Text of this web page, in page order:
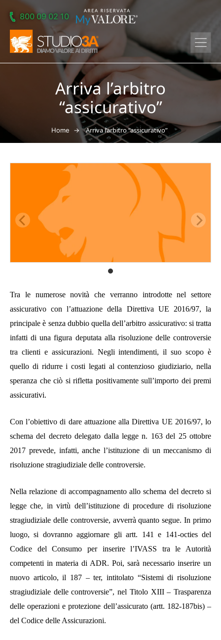
Skip to main content
800 09 02 10
Arriva l’arbitro
“assicurativo”
Home → Arriva l’arbitro “assicurativo”
Tra le numerose novità che verranno introdotte nel settore
assicurativo con l’attuazione della Direttiva UE 2016/97, la
principale è senza dubbio quella dell’arbitro assicurativo: si tratta
infatti di una figura deputata alla risoluzione delle controversie
tra clienti e assicurazioni. Negli intendimenti, il suo scopo è
quello di ridurre i costi legati al contenzioso giudiziario, nella
speranza che ciò si rifletta positivamente sull’importo dei premi
assicurativi.
Con l’obiettivo di dare attuazione alla Direttiva UE 2016/97, lo
schema del decreto delegato dalla legge n. 163 del 25 ottobre
2017 prevede, infatti, anche l’istituzione di un meccanismo di
risoluzione stragiudiziale delle controversie.
Nella relazione di accompagnamento allo schema del decreto si
legge che, in virtù dell’istituzione di procedure di risoluzione
stragiudiziale delle controversie, avverrà quanto segue. In primo
luogo, si dovranno aggiornare gli artt. 141 e 141-octies del
Codice del Consumo per inserire l’IVASS tra le Autorità
competenti in materia di ADR. Poi, sarà necessario inserire un
nuovo articolo, il 187 – ter, intitolato “Sistemi di risoluzione
stragiudiziale delle controversie”, nel Titolo XIII – Trasparenza
delle operazioni e protezione dell’assicurato (artt. 182-187bis) –
del Codice delle Assicurazioni.